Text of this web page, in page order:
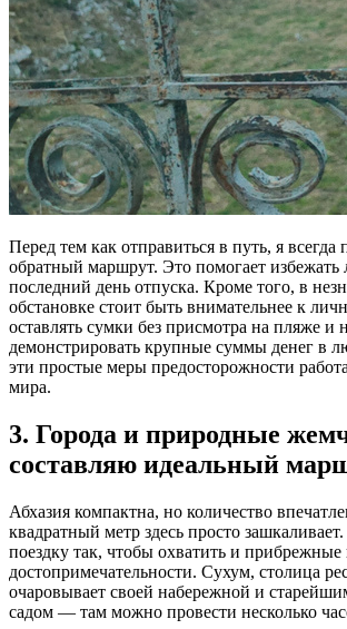
Перед тем как отправиться в путь, я
обратный маршрут. Это помогает
последний день отпуска. Кроме того, в
обстановке стоит быть внимательнее к
оставлять сумки без присмотра на пляже и
демонстрировать крупные суммы денег в
эти простые меры предосторожности
мира.
3. Города и природные
составляю идеальный
Абхазия компактна, но количество
квадратный метр здесь просто
поездку так, чтобы охватить и
достопримечательности. Сухум, столица
очаровывает своей набережной и
садом — там можно провести несколько